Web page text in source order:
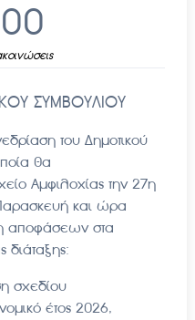
ΣΥΜΒΟΥΛΙΟΥ
του Δημοτικού
θα
Αμφιλοχίας την 27η
και ώρα
αποφάσεων στα
σχεδίου
έτος 2026,